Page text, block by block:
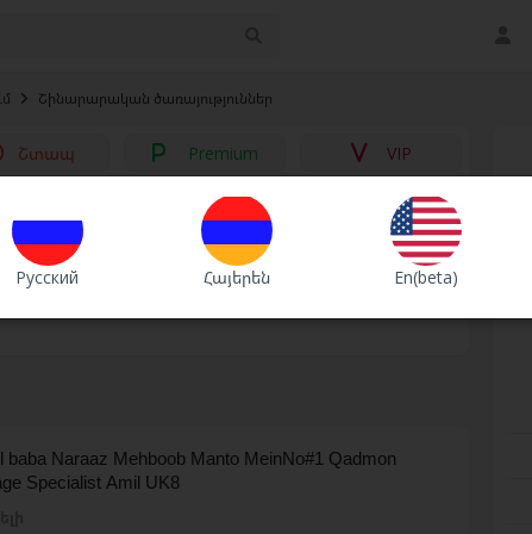
Русский Հայերեն En(beta)
Շինարարական ծառայություններ
Շտապ Premium VIP
կառւցում
baba Naraaz Mehboob Manto MeinNo#1 Qadmon
Specialist Amil UK8